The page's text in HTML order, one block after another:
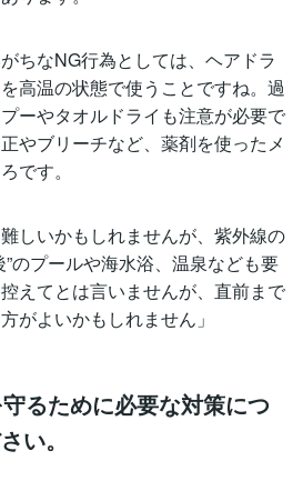
ちなNG行為としては、ヘアドラ
高温の状態で使うことですね。過
ーやタオルドライも注意が必要で
やブリーチなど、薬剤を使ったメ
です。
しいかもしれませんが、紫外線の
”のプールや海水浴、温泉なども要
えてとは言いませんが、直前まで
がよいかもしれません」
るために必要な対策につ
い。